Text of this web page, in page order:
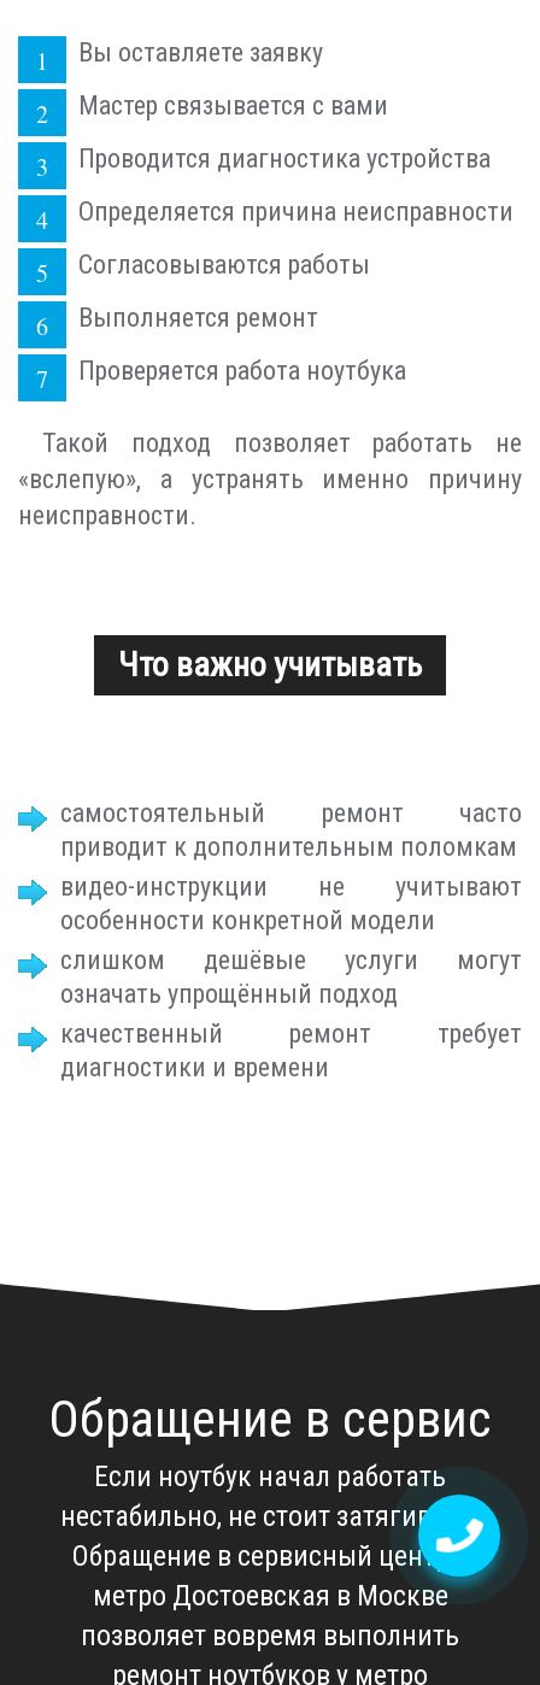
Вы оставляете заявку
Мастер связывается с вами
Проводится диагностика устройства
Определяется причина неисправности
Согласовываются работы
Выполняется ремонт
Проверяется работа ноутбука
Такой подход позволяет работать не
«вслепую», а устранять именно причину
неисправности.
Что важно учитывать
самостоятельный ремонт часто
приводит к дополнительным поломкам
видео-инструкции не учитывают
особенности конкретной модели
слишком дешёвые услуги могут
означать упрощённый подход
качественный ремонт требует
диагностики и времени
Обращение в сервис
Если ноутбук начал работать
нестабильно, не стоит затягивать.
Обращение в сервисный центр у
метро Достоевская в Москве
позволяет вовремя выполнить
ремонт ноутбуков у метро